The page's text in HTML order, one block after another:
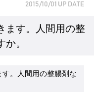
2015/10/01 UP DATE
ます。人間用の整
。
。人間用の整腸剤な